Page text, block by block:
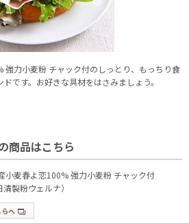
強力小麦粉 チャック付のしっとり、もっちり食
です。お好きな具材をはさみましょう。
商品はこちら
小麦春よ恋100% 強力小麦粉 チャック付
清製粉ウェルナ）
へ